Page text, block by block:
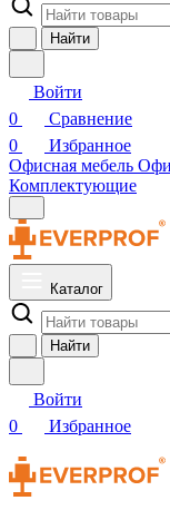
Найти
Войти
0
Сравнение
0
Избранное
Офисная мебель
Комплектующие
Каталог
Найти
Войти
0
Избранное